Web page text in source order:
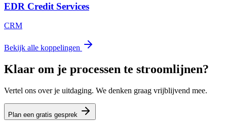
EDR Credit Services
CRM
Bekijk alle koppelingen
Klaar om je processen te stroomlijnen?
Vertel ons over je uitdaging. We denken graag vrijblijvend mee.
Plan een gratis gesprek